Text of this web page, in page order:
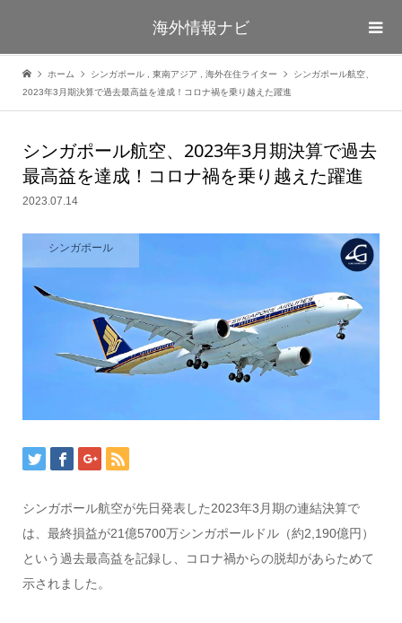
海外情報ナビ
ホーム シンガポール 東南アジア 海外在住ライター
シンガポール航空、
2023年3月期決算で過去最高益を達成！コロナ禍を乗り越えた躍進
シンガポール航空、2023年3月期決算で過去
最高益を達成！コロナ禍を乗り越えた躍進
2023.07.14
シンガポール
シンガポール航空が先日発表した2023年3月期の連結決算で
は、最終損益が21億5700万シンガポールドル（約2,190億円）
という過去最高益を記録し、コロナ禍からの脱却があらためて
示されました。